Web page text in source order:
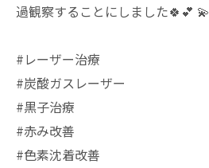
過観察することにしました🍀💕 💫
#レーザー治療
#炭酸ガスレーザー
#黒子治療
#赤み改善
#色素沈着改善